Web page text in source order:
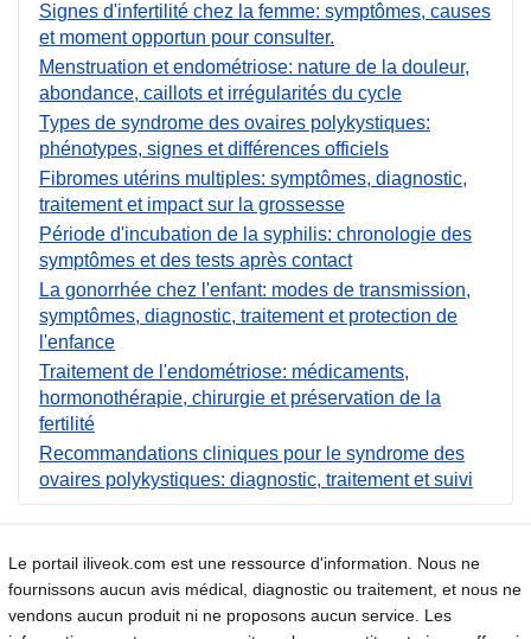
Signes d'infertilité chez la femme: symptômes, causes
et moment opportun pour consulter.
Menstruation et endométriose: nature de la douleur,
abondance, caillots et irrégularités du cycle
Types de syndrome des ovaires polykystiques:
phénotypes, signes et différences officiels
Fibromes utérins multiples: symptômes, diagnostic,
traitement et impact sur la grossesse
Période d'incubation de la syphilis: chronologie des
symptômes et des tests après contact
La gonorrhée chez l'enfant: modes de transmission,
symptômes, diagnostic, traitement et protection de
l'enfance
Traitement de l'endométriose: médicaments,
hormonothérapie, chirurgie et préservation de la
fertilité
Recommandations cliniques pour le syndrome des
ovaires polykystiques: diagnostic, traitement et suivi
Le portail iliveok.com est une ressource d'information. Nous ne
fournissons aucun avis médical, diagnostic ou traitement, et nous ne
vendons aucun produit ni ne proposons aucun service. Les